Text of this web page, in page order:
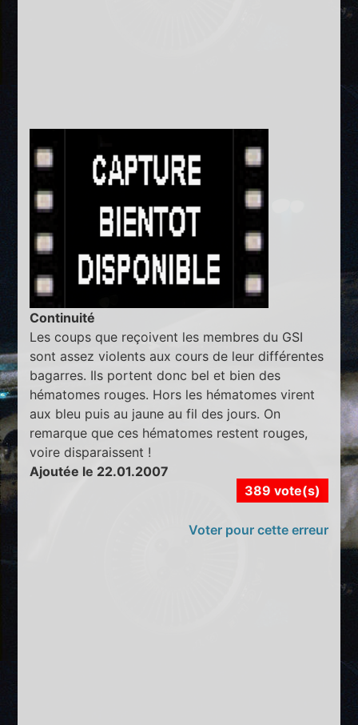
Continuité
Les coups que reçoivent les membres du GSI
sont assez violents aux cours de leur différentes
bagarres. Ils portent donc bel et bien des
hématomes rouges. Hors les hématomes virent
aux bleu puis au jaune au fil des jours. On
remarque que ces hématomes restent rouges,
voire disparaissent !
Ajoutée le 22.01.2007
389 vote(s)
Voter pour cette erreur